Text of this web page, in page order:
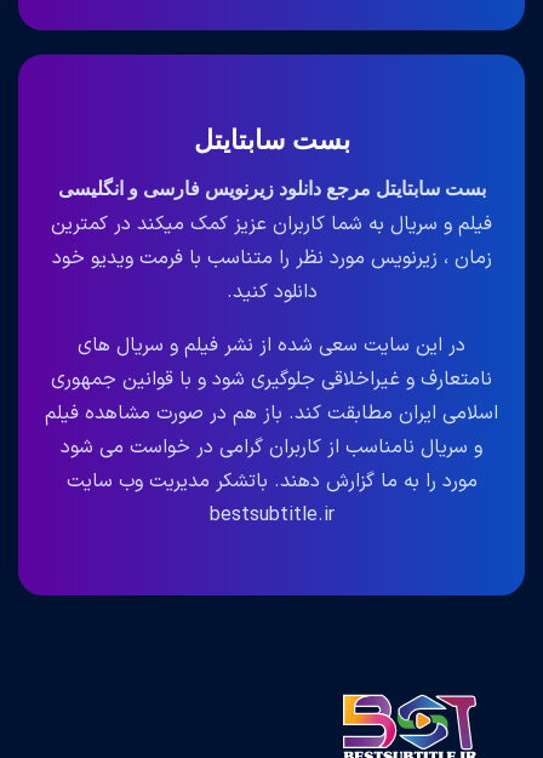
بست سابتایتل
بست سابتایتل مرجع دانلود زیرنویس فارسی و انگلیسی
فیلم و سریال به شما کاربران عزیز کمک میکند در کمترین
زمان ، زیرنویس مورد نظر را متناسب با فرمت ویدیو خود
دانلود کنید.
در این سایت سعی شده از نشر فیلم و سریال های
نامتعارف و غیراخلاقی جلوگیری شود و با قوانین جمهوری
اسلامی ایران مطابقت کند. باز هم در صورت مشاهده فیلم
و سریال نامناسب از کاربران گرامی در خواست می شود
مورد را به ما گزارش دهند. باتشکر مدیریت وب سایت
bestsubtitle.ir